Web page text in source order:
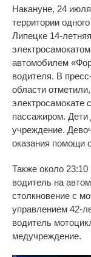
Накануне, 24
территории
Липецке 14-
автомобилем
водителя. В
области
электросамокате
пассажиром. Дети
учреждение.
оказания помощи
Также около
водитель на
столкновение с
управлением 42-
водитель
медучреждение.